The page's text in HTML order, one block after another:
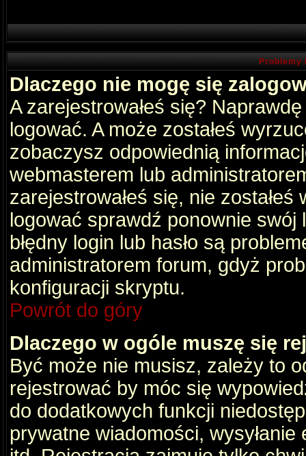
Problemy
Dlaczego nie mogę się
A zarejestrowałeś się?
logować. A może zostałeś
zobaczysz odpowiednią
webmasterem lub
zarejestrowałeś się, nie
logować sprawdź ponownie swój
błędny login lub hasło są
administratorem forum, gdyż
konfiguracji skryptu.
Powrót do góry
Dlaczego w ogóle muszę się
Być może nie musisz, zależy to
rejestrować by móc się
do dodatkowych funkcji
prywatne wiadomości,